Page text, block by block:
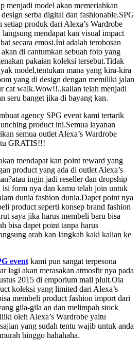
menjadi model akan memeriahkan
serba digital dan fashionable.SPG
setiap produk dari Alexa’s Wardrobe
mendapat kan visual impact
secara emosi.Ini adalah terobosan
di cantumkan sebuah foto yang
pakaian koleksi tersebut.Tidak
model,tentukan mana yang kira-kira
yang di design dengan memiliki jalan
cat walk.Wow!!..kalian telah menjadi
seru banget jika di bayang kan.
agency SPG event kami tertarik
product ini.Semua layanan
semua outlet Alexa’s Wardrobe
GRATIS!!!
mendapat kan point reward yang
product yang ada di outlet Alexa’s
ingin jadi reseller dan dropship
isi form nya dan kamu telah join untuk
dunia fashion dunia.Dapet point nya
product seperti konsep brand fashion
saya jika harus membeli baru bisa
bisa dapet point tanpa harus
arah kan langkah kaki kalian ke
event kami pun sangat terpesona
lagi akan merasakan atmosfir nya pada
2015 di emporium mall pluit.Oia
koleksi yang limited dari Alexa’s
membeli product fashion import dari
gila-gila an dan melimpah stock
oleh Alexa’s Wardrobe yaitu
yang sudah tentu wajib untuk anda
binggo hahahaha.